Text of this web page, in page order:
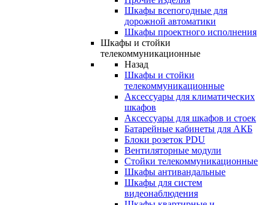
Шкафы всепогодные для
дорожной автоматики
Шкафы проектного исполнения
Шкафы и стойки
телекоммуникационные
Назад
Шкафы и стойки
телекоммуникационные
Аксессуары для климатических
шкафов
Аксессуары для шкафов и стоек
Батарейные кабинеты для АКБ
Блоки розеток PDU
Вентиляторные модули
Стойки телекоммуникационные
Шкафы антивандальные
Шкафы для систем
видеонаблюдения